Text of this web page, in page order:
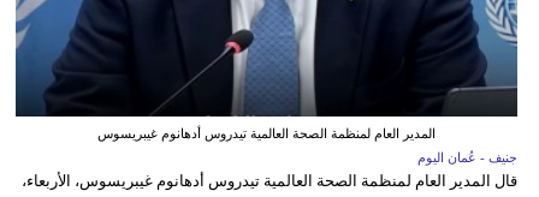
المدير العام لمنظمة الصحة العالمية تيدروس أدهانوم غيبريسوس
جنيف - عُمان اليوم
قال المدير العام لمنظمة الصحة العالمية تيدروس أدهانوم غيبريسوس، الأربعاء،